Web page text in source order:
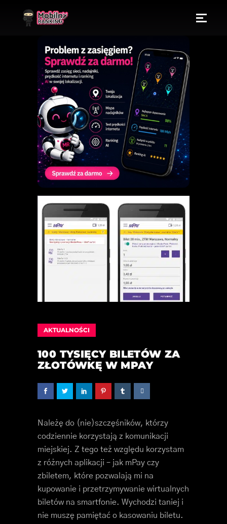
AKTUALNOŚCI
100 TYSIĘCY BILETÓW ZA
ZŁOTÓWKĘ W MPAY
Należę do (nie)szczęśników, którzy
codziennie korzystają z komunikacji
miejskiej. Z tego też względu korzystam
z różnych aplikacji – jak mPay czy
zbiletem, które pozwalają mi na
kupowanie i przetrzymywanie wirtualnych
biletów na smartfonie. Wychodzi taniej i
nie muszę pamiętać o kasowaniu biletu.